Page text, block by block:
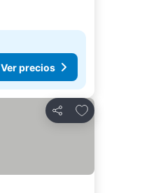
Ver precios
Compartir
Añadir a favoritos